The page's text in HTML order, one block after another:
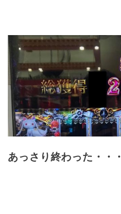
あっさり終わった・・・